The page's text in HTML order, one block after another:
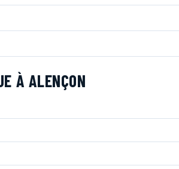
À ALENÇON